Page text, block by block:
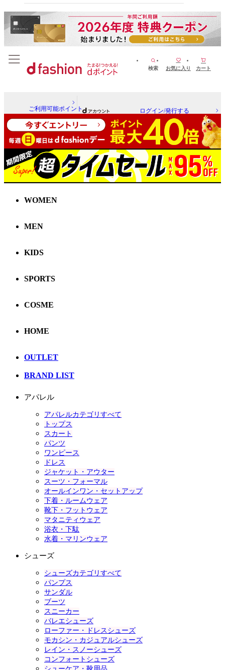
検索 お気に入り カート
ご利用可能ポイント ログイン/発行する
WOMEN
MEN
KIDS
SPORTS
COSME
HOME
OUTLET
BRAND LIST
アパレル
アパレルカテゴリすべて
トップス
スカート
パンツ
ワンピース
ドレス
ジャケット・アウター
スーツ・フォーマル
オールインワン・セットアップ
下着・ルームウェア
靴下・フットウェア
マタニティウェア
浴衣・下駄
水着・マリンウェア
シューズ
シューズカテゴリすべて
パンプス
サンダル
ブーツ
スニーカー
バレエシューズ
ローファー・ドレスシューズ
モカシン・カジュアルシューズ
レイン・スノーシューズ
コンフォートシューズ